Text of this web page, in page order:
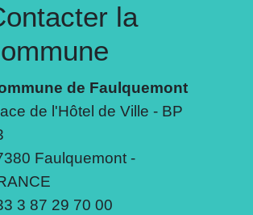
la
de Faulquemont
de l'Hôtel de Ville - BP
Faulquemont -
3 87 29 70 00